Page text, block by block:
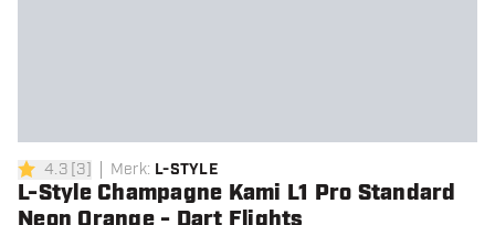
4.3 score sterren
4.3[3] Merk: L-STYLE
L-Style Champagne Kami L1 Pro Standard